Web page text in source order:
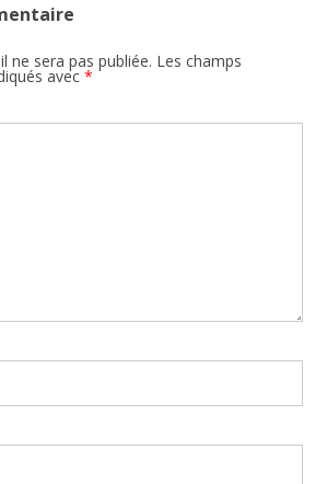
ne sera pas publiée. Les champs
avec*